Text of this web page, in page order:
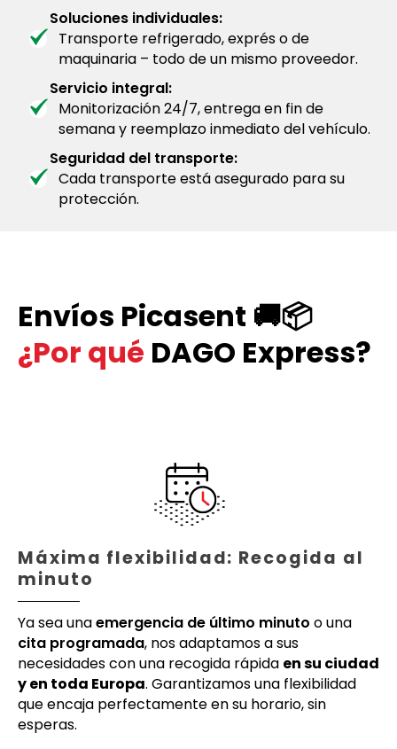
Soluciones individuales:
Transporte refrigerado, exprés o de
maquinaria – todo de un mismo proveedor.
Servicio integral:
Monitorización 24/7, entrega en fin de
semana y reemplazo inmediato del vehículo.
Seguridad del transporte:
Cada transporte está asegurado para su
protección.
Envíos Picasent 🚚📦
¿Por qué DAGO Express?
Máxima flexibilidad: Recogida al
minuto
Ya sea unaemergencia de último minuto o una
cita programada, nos adaptamos a sus
necesidades con una recogida rápida en su ciudad
y en toda Europa. Garantizamos una flexibilidad
que encaja perfectamente en su horario, sin
esperas.